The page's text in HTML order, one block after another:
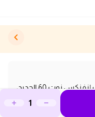
اكتشفوا قوة الأداء والأناقة مع هاتف إنفنكس نوت 60 الجديد،
الذي يأتي بسعة تخزين مذهلة تبلغ 256 جيجابايت وذاكرة رام